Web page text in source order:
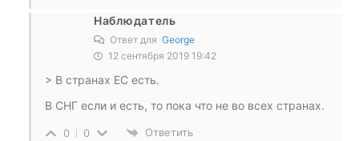
Наблюдатель
Ответ для George
12 сентября 2019 19:42
> В странах ЕС есть.
В СНГ если и есть, то пока что не во всех странах.
0 0 Ответить